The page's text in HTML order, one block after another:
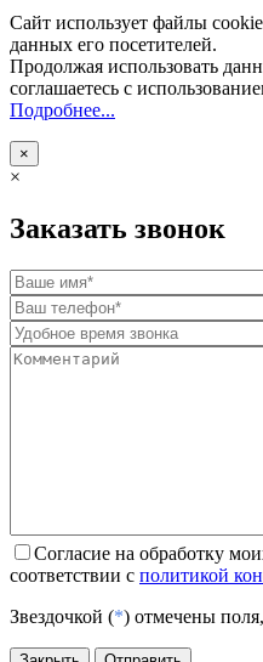
Сайт использует файлы
данных его посетителей.
Продолжая использовать
соглашаетесь с
Подробнее...
×
×
Заказать звонок
Согласие на обработку
соответствии с политикой
Звездочкой (*) отмечены